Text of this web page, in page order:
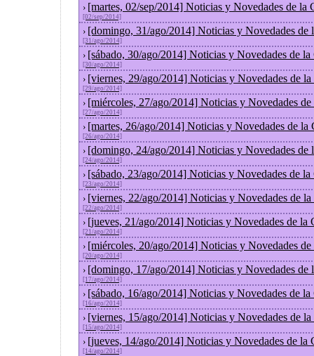
› [martes, 02/sep/2014] Noticias y Novedades de la
[02/sep/2014]
› [domingo, 31/ago/2014] Noticias y Novedades de
[31/ago/2014]
› [sábado, 30/ago/2014] Noticias y Novedades de
[30/ago/2014]
› [viernes, 29/ago/2014] Noticias y Novedades de
[29/ago/2014]
› [miércoles, 27/ago/2014] Noticias y Novedades
[27/ago/2014]
› [martes, 26/ago/2014] Noticias y Novedades de la
[26/ago/2014]
› [domingo, 24/ago/2014] Noticias y Novedades de
[24/ago/2014]
› [sábado, 23/ago/2014] Noticias y Novedades de
[23/ago/2014]
› [viernes, 22/ago/2014] Noticias y Novedades de
[22/ago/2014]
› [jueves, 21/ago/2014] Noticias y Novedades de la
[21/ago/2014]
› [miércoles, 20/ago/2014] Noticias y Novedades
[20/ago/2014]
› [domingo, 17/ago/2014] Noticias y Novedades de
[17/ago/2014]
› [sábado, 16/ago/2014] Noticias y Novedades de
[16/ago/2014]
› [viernes, 15/ago/2014] Noticias y Novedades de
[15/ago/2014]
› [jueves, 14/ago/2014] Noticias y Novedades de la
[14/ago/2014]